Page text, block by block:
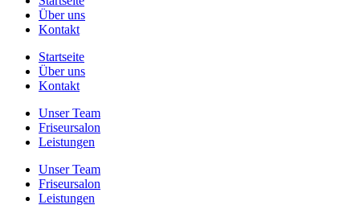
Über uns
Kontakt
Startseite
Über uns
Kontakt
Unser Team
Friseursalon
Leistungen
Unser Team
Friseursalon
Leistungen